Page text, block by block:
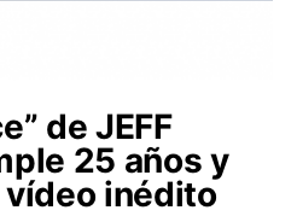
de JEFF
25 años y
vídeo inédito